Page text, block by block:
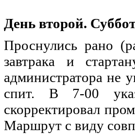
День второй.
Проснулись рано (
завтрака и
администратора не
спит. В 7-00
скорректировал
Маршрут с виду